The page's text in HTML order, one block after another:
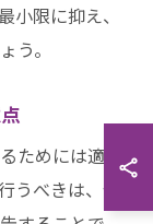
小限に抑え、
う。
ためには適切
べきは、保